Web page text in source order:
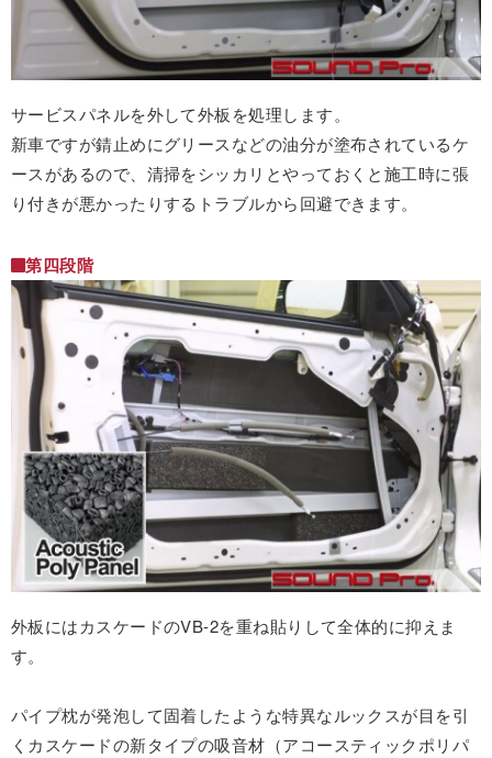
サービスパネルを外して外板を処理します。
新車ですが錆止めにグリースなどの油分が塗布されているケ
ースがあるので、清掃をシッカリとやっておくと施工時に張
り付きが悪かったりするトラブルから回避できます。
第四段階
外板にはカスケードのVB-2を重ね貼りして全体的に抑えま
す。
パイプ枕が発泡して固着したような特異なルックスが目を引
くカスケードの新タイプの吸音材（アコースティックポリパ